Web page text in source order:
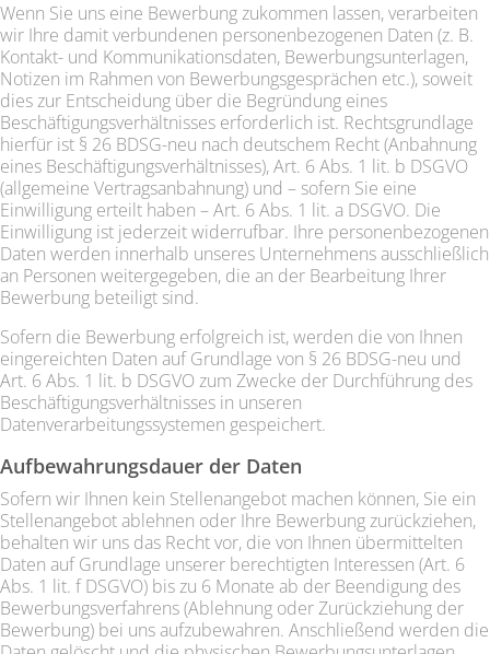
Wenn Sie uns eine Bewerbung zukommen lassen, verarbeiten
wir Ihre damit verbundenen personenbezogenen Daten (z. B.
Kontakt- und Kommunikationsdaten, Bewerbungsunterlagen,
Notizen im Rahmen von Bewerbungsgesprächen etc.), soweit
dies zur Entscheidung über die Begründung eines
Beschäftigungsverhältnisses erforderlich ist. Rechtsgrundlage
hierfür ist § 26 BDSG-neu nach deutschem Recht (Anbahnung
eines Beschäftigungsverhältnisses), Art. 6 Abs. 1 lit. b DSGVO
(allgemeine Vertragsanbahnung) und – sofern Sie eine
Einwilligung erteilt haben – Art. 6 Abs. 1 lit. a DSGVO. Die
Einwilligung ist jederzeit widerrufbar. Ihre personenbezogenen
Daten werden innerhalb unseres Unternehmens ausschließlich
an Personen weitergegeben, die an der Bearbeitung Ihrer
Bewerbung beteiligt sind.
Sofern die Bewerbung erfolgreich ist, werden die von Ihnen
eingereichten Daten auf Grundlage von § 26 BDSG-neu und
Art. 6 Abs. 1 lit. b DSGVO zum Zwecke der Durchführung des
Beschäftigungsverhältnisses in unseren
Datenverarbeitungssystemen gespeichert.
Aufbewahrungsdauer der Daten
Sofern wir Ihnen kein Stellenangebot machen können, Sie ein
Stellenangebot ablehnen oder Ihre Bewerbung zurückziehen,
behalten wir uns das Recht vor, die von Ihnen übermittelten
Daten auf Grundlage unserer berechtigten Interessen (Art. 6
Abs. 1 lit. f DSGVO) bis zu 6 Monate ab der Beendigung des
Bewerbungsverfahrens (Ablehnung oder Zurückziehung der
Bewerbung) bei uns aufzubewahren. Anschließend werden die